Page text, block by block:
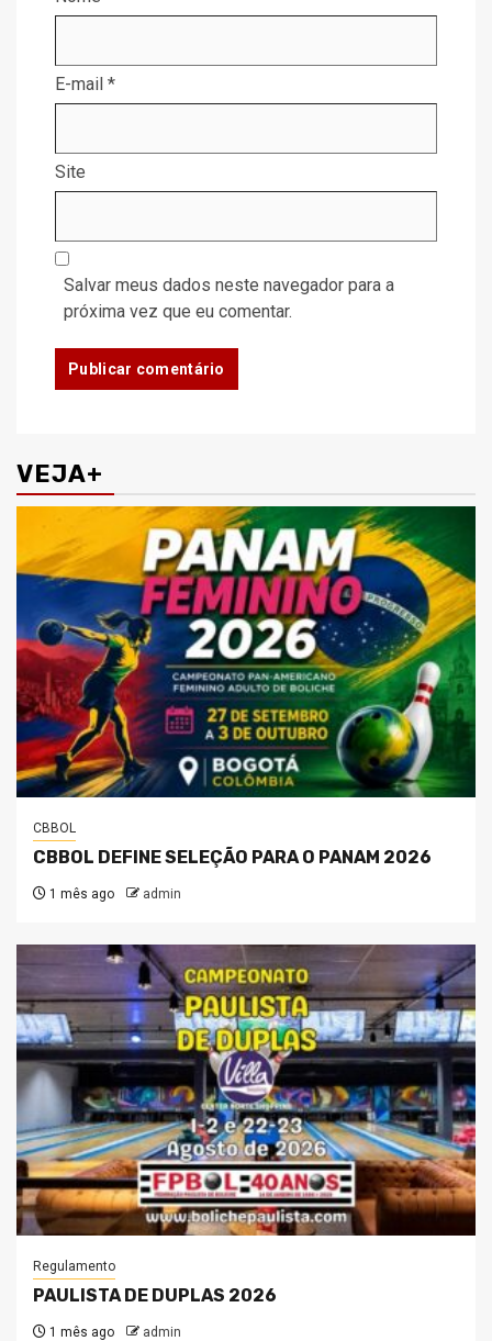
E-mail *
Site
Salvar meus dados neste navegador para a
próxima vez que eu comentar.
VEJA+
CBBOL
CBBOL DEFINE SELEÇÃO PARA O PANAM 2026
1 mês ago admin
Regulamento
PAULISTA DE DUPLAS 2026
1 mês ago admin